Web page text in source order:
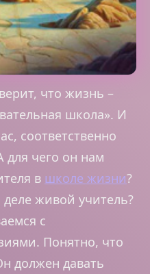
что жизнь –
школа». И
соответственно
для чего он нам
в школе жизни?
живой учитель?
с
Понятно, что
должен давать